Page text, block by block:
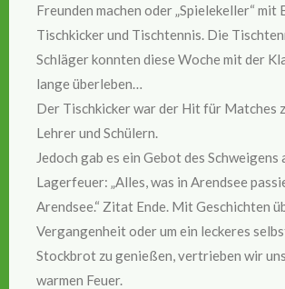
Freunden machen oder „Spielekeller“ mit
Tischkicker und Tischtennis. Die
Schläger konnten diese Woche mit der
lange überleben…
Der Tischkicker war der Hit für Matches
Lehrer und Schülern.
Jedoch gab es ein Gebot des Schweigens
Lagerfeuer: „Alles, was in Arendsee
Arendsee.“ Zitat Ende. Mit Geschichten
Vergangenheit oder um ein leckeres
Stockbrot zu genießen, vertrieben wir
warmen Feuer.